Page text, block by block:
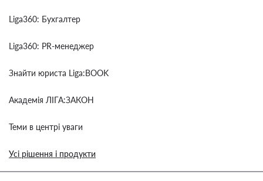
Liga360: Бухгалтер
Liga360: PR-менеджер
Знайти юриста Liga:BOOK
Академія ЛІГА:ЗАКОН
Теми в центрі уваги
Усі рішення і продукти